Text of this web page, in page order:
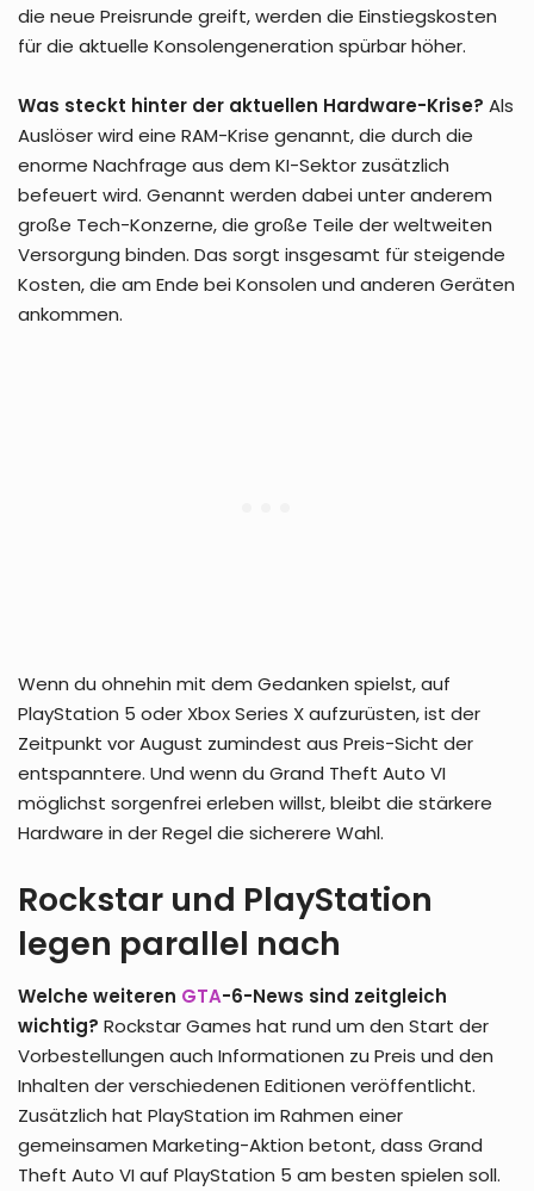
die neue Preisrunde greift, werden die Einstiegskosten
für die aktuelle Konsolengeneration spürbar höher.
Was steckt hinter der aktuellen Hardware-Krise? Als
Auslöser wird eine RAM-Krise genannt, die durch die
enorme Nachfrage aus dem KI-Sektor zusätzlich
befeuert wird. Genannt werden dabei unter anderem
große Tech-Konzerne, die große Teile der weltweiten
Versorgung binden. Das sorgt insgesamt für steigende
Kosten, die am Ende bei Konsolen und anderen Geräten
ankommen.
Wenn du ohnehin mit dem Gedanken spielst, auf
PlayStation 5 oder Xbox Series X aufzurüsten, ist der
Zeitpunkt vor August zumindest aus Preis-Sicht der
entspanntere. Und wenn du Grand Theft Auto VI
möglichst sorgenfrei erleben willst, bleibt die stärkere
Hardware in der Regel die sicherere Wahl.
Rockstar und PlayStation
legen parallel nach
Welche weiteren GTA-6-News sind zeitgleich
wichtig? Rockstar Games hat rund um den Start der
Vorbestellungen auch Informationen zu Preis und den
Inhalten der verschiedenen Editionen veröffentlicht.
Zusätzlich hat PlayStation im Rahmen einer
gemeinsamen Marketing-Aktion betont, dass Grand
Theft Auto VI auf PlayStation 5 am besten spielen soll.